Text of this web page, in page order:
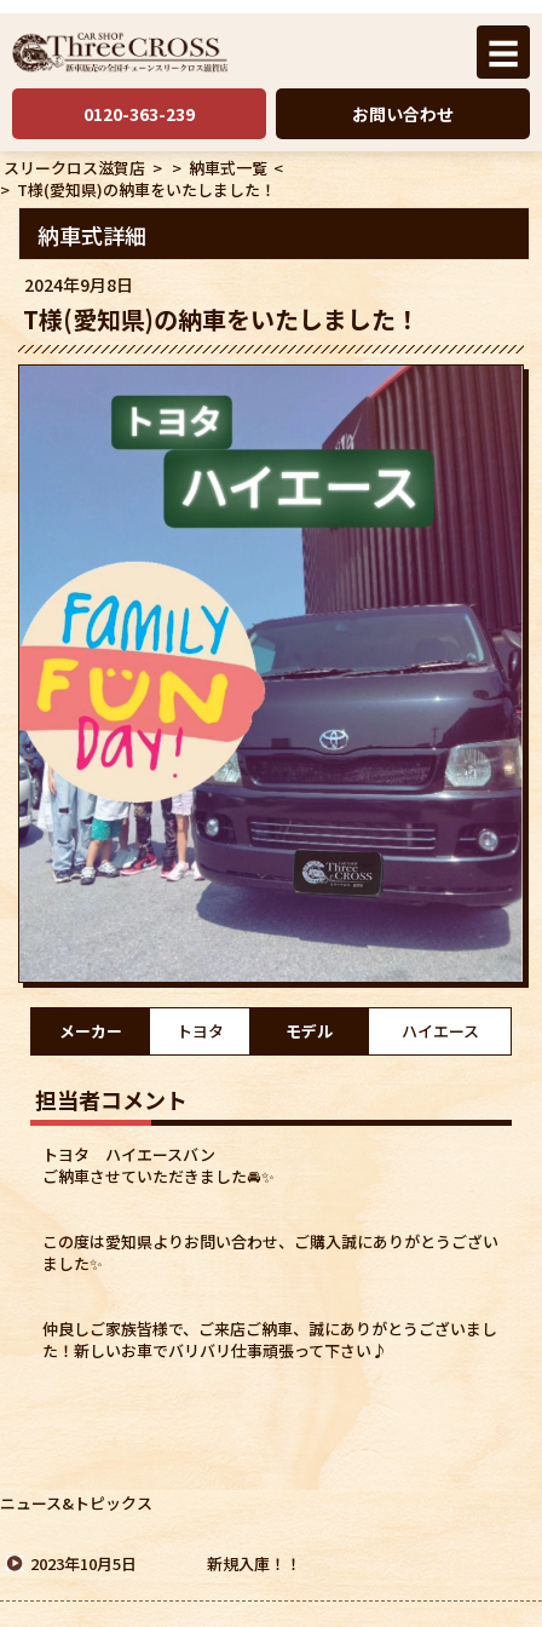
☰
0120-363-239 お問い合わせ
スリークロス滋賀店> <
> 納車式一覧
> T様(愛知県)の納車をいたしました！
納車式詳細
2024年9月8日
T様(愛知県)の納車をいたしました！
メーカー トヨタ モデル ハイエース
担当者コメント
トヨタ ハイエースバン
ご納車させていただきました🚘✨
この度は愛知県よりお問い合わせ、ご購入誠にありがとうござい
ました✨
仲良しご家族皆様で、ご来店ご納車、誠にありがとうございまし
た！新しいお車でバリバリ仕事頑張って下さい♪
ニュース&トピックス
2023年10月5日 新規入庫！！